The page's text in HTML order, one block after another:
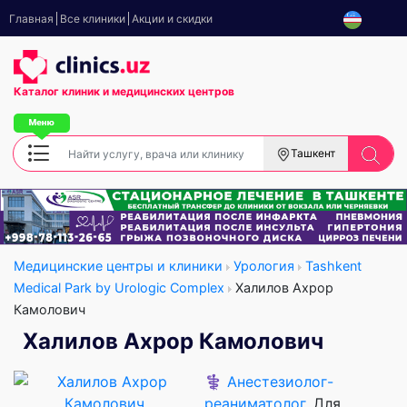
Главная Все клиники Акции и скидки
Каталог клиник и медицинских центров
Ташкент
Медицинские центры и клиники Урология
Tashkent
Medical Park by Urologic Complex
Халилов Ахрор
Камолович
Халилов Ахрор Камолович
⚕️ Анестезиолог-
реаниматолог, Для